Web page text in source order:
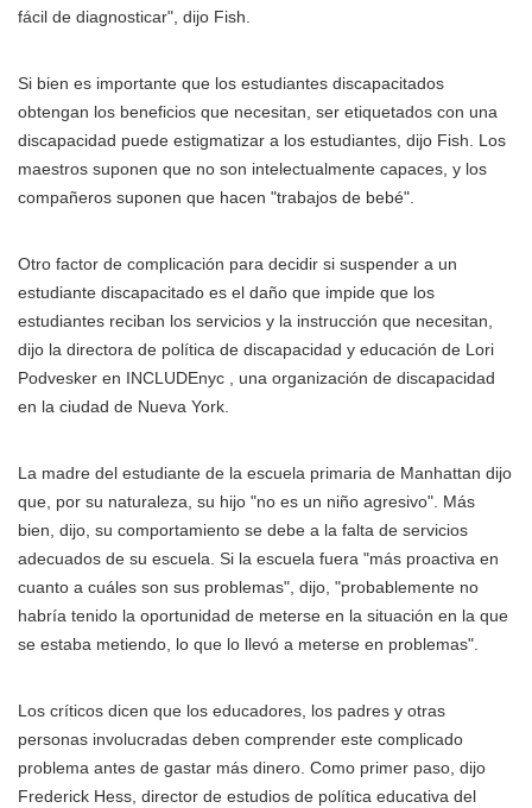
fácil de diagnosticar", dijo Fish.
Si bien es importante que los estudiantes discapacitados
obtengan los beneficios que necesitan, ser etiquetados con una
discapacidad puede estigmatizar a los estudiantes, dijo Fish. Los
maestros suponen que no son intelectualmente capaces, y los
compañeros suponen que hacen "trabajos de bebé".
Otro factor de complicación para decidir si suspender a un
estudiante discapacitado es el daño que impide que los
estudiantes reciban los servicios y la instrucción que necesitan,
dijo la directora de política de discapacidad y educación de Lori
Podvesker en INCLUDEnyc , una organización de discapacidad
en la ciudad de Nueva York.
La madre del estudiante de la escuela primaria de Manhattan dijo
que, por su naturaleza, su hijo "no es un niño agresivo". Más
bien, dijo, su comportamiento se debe a la falta de servicios
adecuados de su escuela. Si la escuela fuera "más proactiva en
cuanto a cuáles son sus problemas", dijo, "probablemente no
habría tenido la oportunidad de meterse en la situación en la que
se estaba metiendo, lo que lo llevó a meterse en problemas".
Los críticos dicen que los educadores, los padres y otras
personas involucradas deben comprender este complicado
problema antes de gastar más dinero. Como primer paso, dijo
Frederick Hess, director de estudios de política educativa del